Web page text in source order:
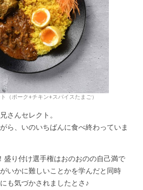
（ポーク+チキン+スパイスたまご）
さんセレクト。
ら、いのいちばんに食べ終わっていま
盛り付け選手権はおのおのの自己満で
いかに難しいことかを学んだと同時
も気づかされましたとさ♪